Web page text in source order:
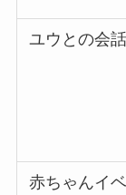
ユウとの会話
赤ちゃんイベ